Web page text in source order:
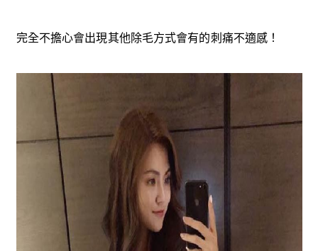
完全不擔心會出現其他除毛方式會有的刺痛不適感！